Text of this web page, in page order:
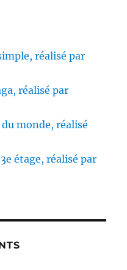
réalisé par
réalisé par
monde, réalisé
étage, réalisé par